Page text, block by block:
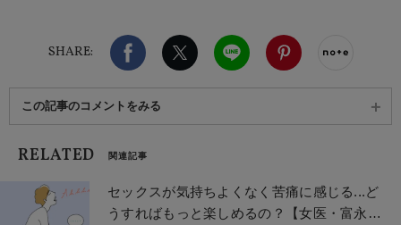
SHARE:
Facebook X（旧twitter）
LINE
この記事のコメントをみる
RELATED 関連記事
セックスが気持ちよくなく苦痛に感じる...ど
うすればもっと楽しめるの？【女医・富永喜